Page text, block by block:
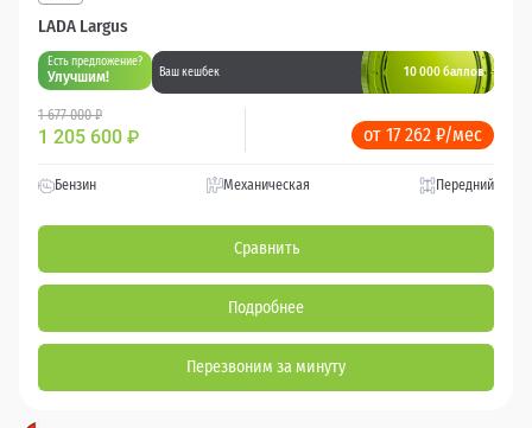
LADA Largus
Есть предложение?
Улучшим! Ваш кешбек 10 000 баллов
1 677 000 ₽
1 205 600 ₽ от 17 262 ₽/мес
Бензин Механическая Передний
Сравнить
Подробнее
Перезвоним за минуту